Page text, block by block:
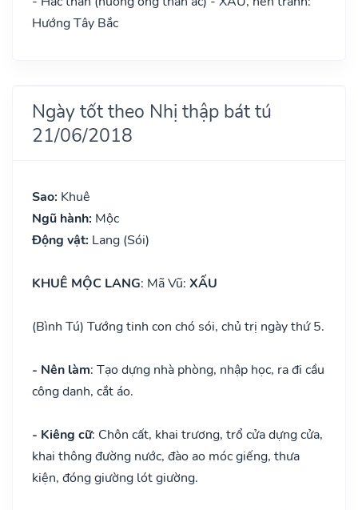
Hướng Tây Bắc
Ngày tốt theo Nhị thập bát tú
21/06/2018
Sao: Khuê
Ngũ hành: Mộc
Động vật: Lang (Sói)
KHUÊ MỘC LANG: Mã Vũ: XẤU
(Bình Tú) Tướng tinh con chó sói, chủ trị ngày thứ 5.
- Nên làm: Tạo dựng nhà phòng, nhập học, ra đi cầu
công danh, cắt áo.
- Kiêng cữ: Chôn cất, khai trương, trổ cửa dựng cửa,
khai thông đường nước, đào ao móc giếng, thưa
kiện, đóng giường lót giường.